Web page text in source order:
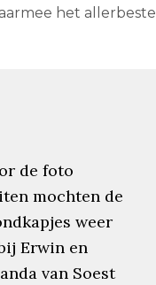
het allerbeste
de foto
mochten de
weer
Erwin en
van Soest